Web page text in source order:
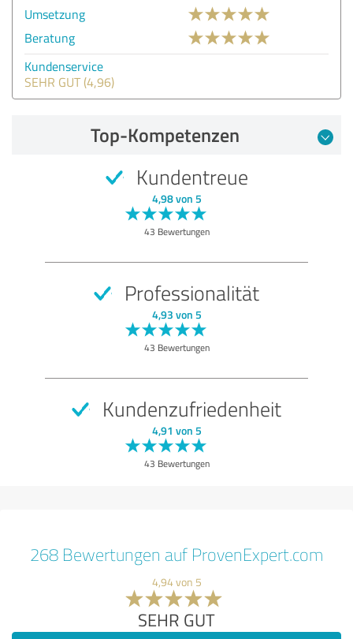
Umsetzung
Beratung
Kundenservice
SEHR GUT (4,96)
Top-Kompetenzen
Kundentreue
4,98 von 5
43 Bewertungen
Professionalität
4,93 von 5
43 Bewertungen
Kundenzufriedenheit
4,91 von 5
43 Bewertungen
268 Bewertungen auf ProvenExpert.com
4,94 von 5
SEHR GUT